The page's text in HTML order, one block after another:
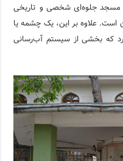
مسجد جلوه‌ای شخصی و تاریخی
علاوه بر این، یک چشمه یا
که بخشی از سیستم آب‌رسانی